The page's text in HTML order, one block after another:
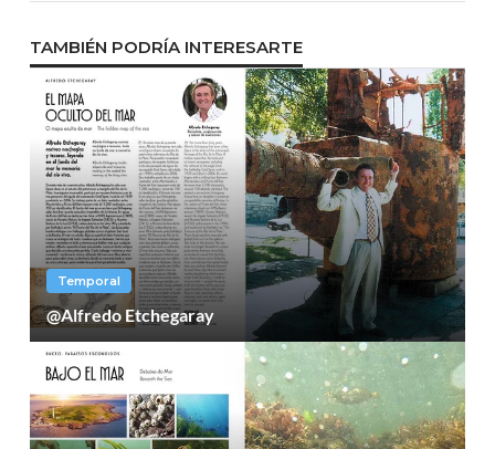
TAMBIÉN PODRÍA INTERESARTE
Temporal
@Alfredo Etchegaray